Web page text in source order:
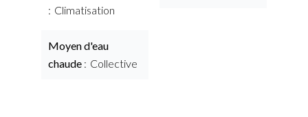
Climatisation
Moyen d'eau
chaude
Collective